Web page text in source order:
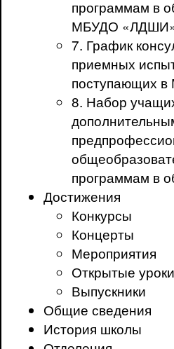
программам в
МБУДО
7. График
приемных
поступающих
8. Набор
программам в
Достижения
Конкурсы
Концерты
Мероприятия
Открытые
Выпускники
Общие сведения
История школы